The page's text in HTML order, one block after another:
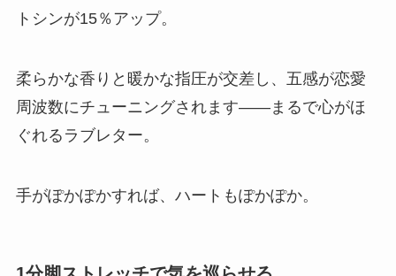
トシンが15％アップ。
柔らかな香りと暖かな指圧が交差し、五感が恋愛
周波数にチューニングされます――まるで心がほ
ぐれるラブレター。
手がぽかぽかすれば、ハートもぽかぽか。